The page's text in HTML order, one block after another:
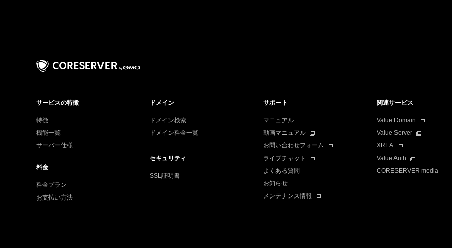
サービスの特徴
特徴
機能一覧
サーバー仕様
料金
料金プラン
お支払い方法
ドメイン
ドメイン検索
ドメイン料金一覧
セキュリティ
SSL証明書
サポート
マニュアル
動画マニュアル
お問い合わせフォーム
ライブチャット
よくある質問
お知らせ
メンテナンス情報
関連サービス
Value Domain
Value Server
XREA
Value Auth
CORESERVER media